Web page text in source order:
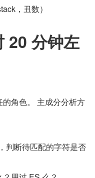
，丑数）
20 分钟左
角色。 主成分分析方
判断待匹配的字符是否